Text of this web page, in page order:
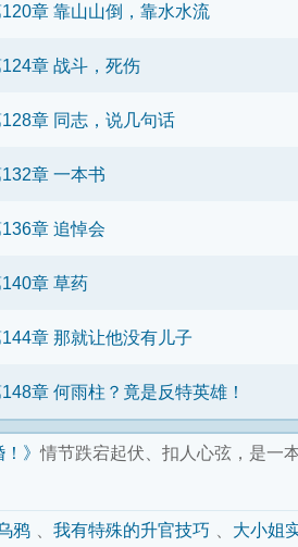
章 靠山山倒，靠水水流
章 战斗，死伤
章 同志，说几句话
章 一本书
章 追悼会
章 草药
章 那就让他没有儿子
章 何雨柱？竟是反特英雄！
！》情节跌宕起伏、扣人心弦，是一
鸦 我有特殊的升官技巧 大小姐